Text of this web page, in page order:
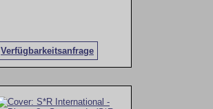
Verfügbarkeitsanfrage